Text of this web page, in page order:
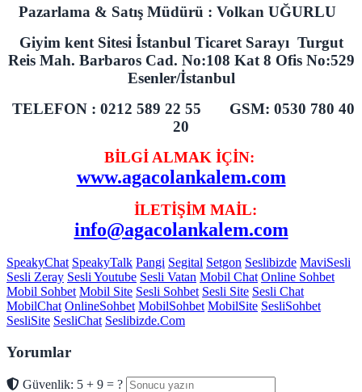
Pazarlama & Satış Müdürü : Volkan UĞURLU
Giyim kent Sitesi İstanbul Ticaret Sarayı Turgut
Reis Mah. Barbaros Cad. No:108 Kat 8 Ofis No:529
Esenler/İstanbul
TELEFON : 0212 589 22 55 GSM: 0530 780 40
20
BİLGİ ALMAK İÇİN:
www.agacolankalem.com
İLETİŞİM MAİL:
info@agacolankalem.com
SpeakyChat SpeakyTalk Pangi Segital Setgon Seslibizde MaviSesli
Sesli Zeray Sesli Youtube Sesli Vatan Mobil Chat Online Sohbet
Mobil Sohbet Mobil Site Sesli Sohbet Sesli Site Sesli Chat
MobilChat OnlineSohbet MobilSohbet MobilSite SesliSohbet
SesliSite SesliChat Seslibizde.Com
Yorumlar
Güvenlik: 5 + 9 = ?